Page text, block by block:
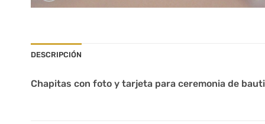
DESCRIPCIÓN
Chapitas con foto y tarjeta para ceremonia de